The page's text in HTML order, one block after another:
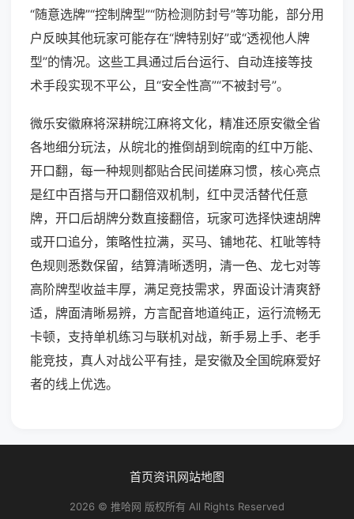
“随意选牌”“控制牌型”“防检测防封号”等功能，部分用
户反映其他玩家可能存在“牌特别好”或“透视他人牌
型”的情况。这些工具通过后台运行、自动连接等技
术手段实现不平公，且“安全性高”“不被封号”。
微乐安徽麻将深耕皖江麻将文化，精准还原安徽全省
各地细分玩法，从皖北的推倒胡到皖南的红中万能、
开口翻，每一种规则都贴合民间搓麻习惯，核心亮点
是红中百搭与开口翻倍双机制，红中灵活替代任意
牌，开口后胡牌分数直接翻倍，玩家可选择快速胡牌
或开口追分，策略性拉满，买马、铺地花、杠呲等特
色规则悉数保留，结算清晰透明，清一色、龙七对等
高阶牌型收益丰厚，满足竞技需求，界面设计清爽舒
适，牌面清晰易辨，方言配音地道纯正，运行流畅无
卡顿，支持单机练习与联机对战，新手易上手、老手
能竞技，真人对战公平有挂，是安徽及全国皖麻爱好
者的线上优选。
首页资讯网站地图
2026 © 推哈网 版权所有 All Rights Reserved